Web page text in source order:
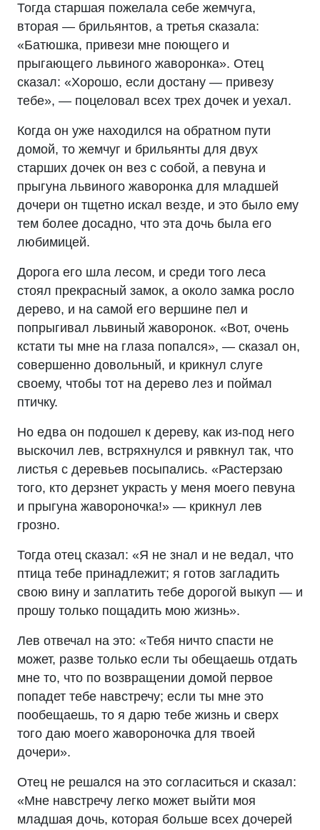
Тогда старшая пожелала себе жемчуга,
вторая — брильянтов, а третья сказала:
«Батюшка, привези мне поющего и
прыгающего львиного жаворонка». Отец
сказал: «Хорошо, если достану — привезу
тебе», — поцеловал всех трех дочек и уехал.
Когда он уже находился на обратном пути
домой, то жемчуг и брильянты для двух
старших дочек он вез с собой, а певуна и
прыгуна львиного жаворонка для младшей
дочери он тщетно искал везде, и это было ему
тем более досадно, что эта дочь была его
любимицей.
Дорога его шла лесом, и среди того леса
стоял прекрасный замок, а около замка росло
дерево, и на самой его вершине пел и
попрыгивал львиный жаворонок. «Вот, очень
кстати ты мне на глаза попался», — сказал он,
совершенно довольный, и крикнул слуге
своему, чтобы тот на дерево лез и поймал
птичку.
Но едва он подошел к дереву, как из-под него
выскочил лев, встряхнулся и рявкнул так, что
листья с деревьев посыпались. «Растерзаю
того, кто дерзнет украсть у меня моего певуна
и прыгуна жавороночка!» — крикнул лев
грозно.
Тогда отец сказал: «Я не знал и не ведал, что
птица тебе принадлежит; я готов загладить
свою вину и заплатить тебе дорогой выкуп — и
прошу только пощадить мою жизнь».
Лев отвечал на это: «Тебя ничто спасти не
может, разве только если ты обещаешь отдать
мне то, что по возвращении домой первое
попадет тебе навстречу; если ты мне это
пообещаешь, то я дарю тебе жизнь и сверх
того даю моего жавороночка для твоей
дочери».
Отец не решался на это согласиться и сказал:
«Мне навстречу легко может выйти моя
младшая дочь, которая больше всех дочерей